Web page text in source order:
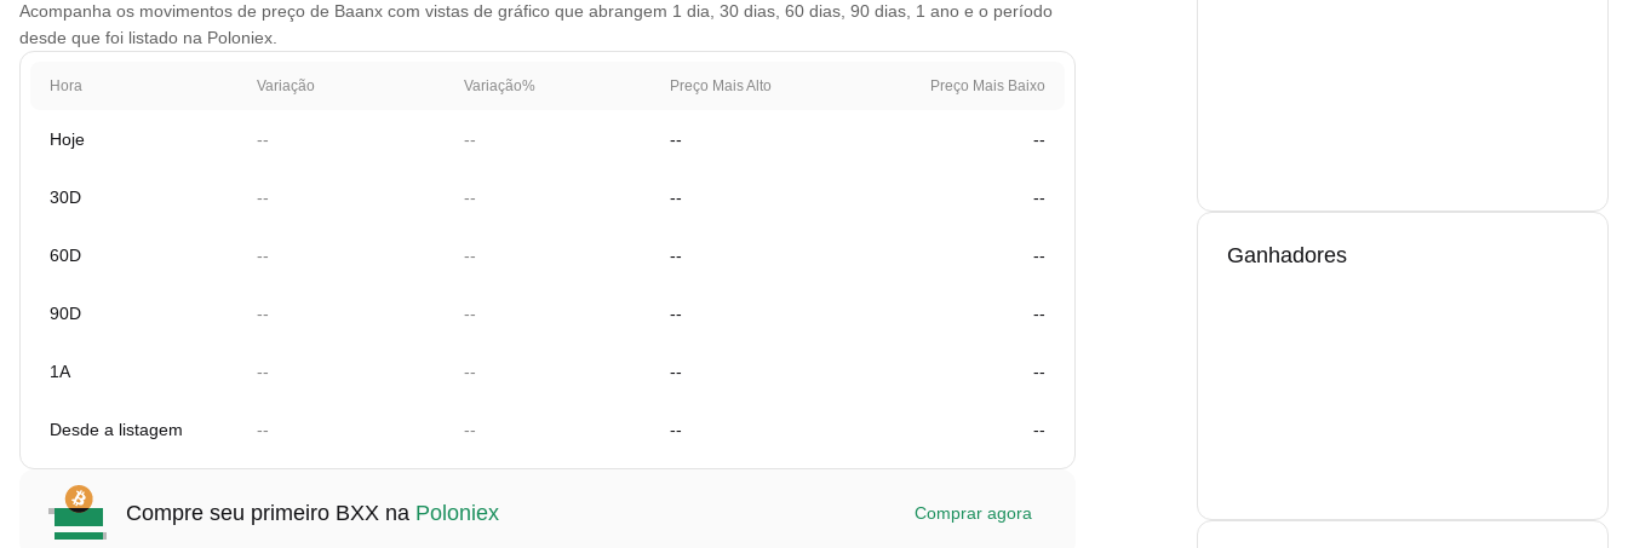
Acompanha os movimentos de preço de Baanx com vistas de gráfico que abrangem 1 dia, 30 dias, 60 dias, 90 dias, 1 ano e o período
desde que foi listado na Poloniex.
Hora Variação Variação% Preço Mais Alto Preço Mais Baixo
Hoje -- -- -- --
30D -- -- -- --
60D -- -- -- --
90D -- -- -- --
1A -- -- -- --
Desde a listagem -- -- -- --
Compre seu primeiro BXX na Poloniex Comprar agora
Ganhadores